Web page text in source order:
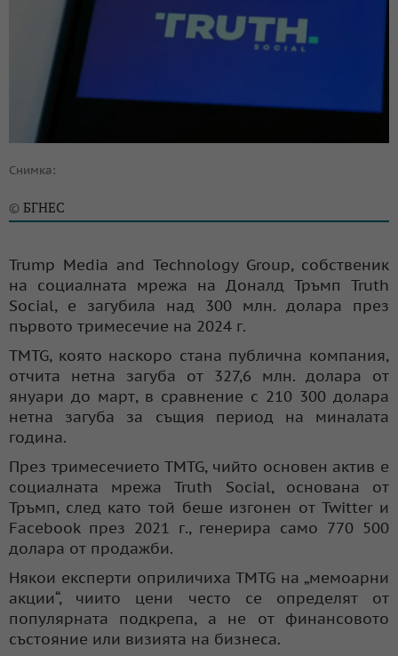
Снимка:
© БГНЕС
Trump Media and Technology Group, собственик
на социалната мрежа на Доналд Тръмп Truth
Social, е загубила над 300 млн. долара през
първото тримесечие на 2024 г.
TMTG, която наскоро стана публична компания,
отчита нетна загуба от 327,6 млн. долара от
януари до март, в сравнение с 210 300 долара
нетна загуба за същия период на миналата
година.
През тримесечието TMTG, чийто основен актив е
социалната мрежа Truth Social, основана от
Тръмп, след като той беше изгонен от Twitter и
Facebook през 2021 г., генерира само 770 500
долара от продажби.
Някои експерти оприличиха TMTG на „мемоарни
акции“, чиито цени често се определят от
популярната подкрепа, а не от финансовото
състояние или визията на бизнеса.